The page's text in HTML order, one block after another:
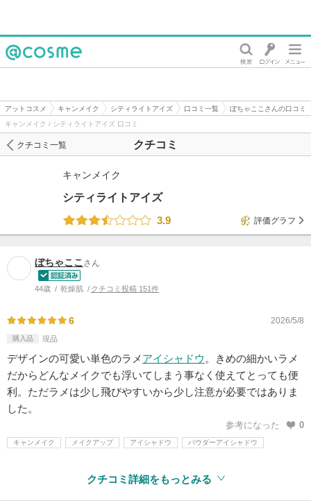
アットコスメ キャンメイク シティライトアイズ 口コミ一覧
ぼちゃここさんの口コミ
キャンメイク / シティライトアイズ 口コミ
クチコミ
クチコミ一覧
キャンメイク
シティライトアイズ
3.9
評価グラフ
ぼちゃここ さん
44歳 乾燥肌 クチコミ投稿 151件
6 2026/5/8
購入品 現品
デザインの可愛い単色のラメ アイシャドウ 。きめの細かいラメ
だからどんなメイクでも浮いてしまう事なく使えてとっても便
利。ただラメは少し飛びやすいから少し注意が必要ではありま
した。
参考になった 0
キャンメイク メイクアップ アイシャドウ パウダーアイシャドウ
クチコミ詳細をもっとみる